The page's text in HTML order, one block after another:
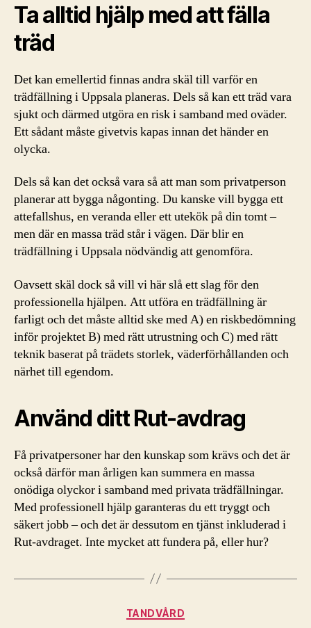
Ta alltid hjälp med att fälla
träd
Det kan emellertid finnas andra skäl till varför en
trädfällning i Uppsala planeras. Dels så kan ett träd vara
sjukt och därmed utgöra en risk i samband med oväder.
Ett sådant måste givetvis kapas innan det händer en
olycka.
Dels så kan det också vara så att man som privatperson
planerar att bygga någonting. Du kanske vill bygga ett
attefallshus, en veranda eller ett utekök på din tomt –
men där en massa träd står i vägen. Där blir en
trädfällning i Uppsala nödvändig att genomföra.
Oavsett skäl dock så vill vi här slå ett slag för den
professionella hjälpen. Att utföra en trädfällning är
farligt och det måste alltid ske med A) en riskbedömning
inför projektet B) med rätt utrustning och C) med rätt
teknik baserat på trädets storlek, väderförhållanden och
närhet till egendom.
Använd ditt Rut-avdrag
Få privatpersoner har den kunskap som krävs och det är
också därför man årligen kan summera en massa
onödiga olyckor i samband med privata trädfällningar.
Med professionell hjälp garanteras du ett tryggt och
säkert jobb – och det är dessutom en tjänst inkluderad i
Rut-avdraget. Inte mycket att fundera på, eller hur?
Kategorier
TANDVÅRD